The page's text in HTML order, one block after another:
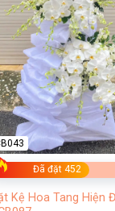
Shop hoa tươi Thanh
tại cửa
có cơ hội lựa
có thể nhận được
Đã đặt 452
Kệ Hoa Tang Hiện